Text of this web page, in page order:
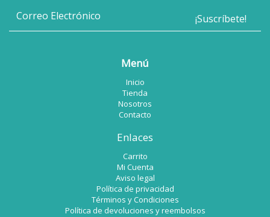
Menú
Inicio
Tienda
Nosotros
Contacto
Enlaces
Carrito
Mi Cuenta
Aviso legal
Política de privacidad
Términos y Condiciones
Política de devoluciones y reembolsos